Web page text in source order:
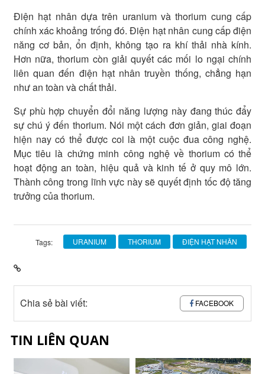
Điện hạt nhân dựa trên uranium và thorium cung cấp
chính xác khoảng trống đó. Điện hạt nhân cung cấp điện
năng cơ bản, ổn định, không tạo ra khí thải nhà kính.
Hơn nữa, thorium còn giải quyết các mối lo ngại chính
liên quan đến điện hạt nhân truyền thống, chẳng hạn
như an toàn và chất thải.
Sự phù hợp chuyển đổi năng lượng này đang thúc đẩy
sự chú ý đến thorium. Nói một cách đơn giản, giai đoạn
hiện nay có thể được coi là một cuộc đua công nghệ.
Mục tiêu là chứng minh công nghệ về thorium có thể
hoạt động an toàn, hiệu quả và kinh tế ở quy mô lớn.
Thành công trong lĩnh vực này sẽ quyết định tốc độ tăng
trưởng của thorium.
Tags: URANIUM THORIUM ĐIỆN HẠT NHÂN
Chia sẻ bài viết: FACEBOOK
TIN LIÊN QUAN